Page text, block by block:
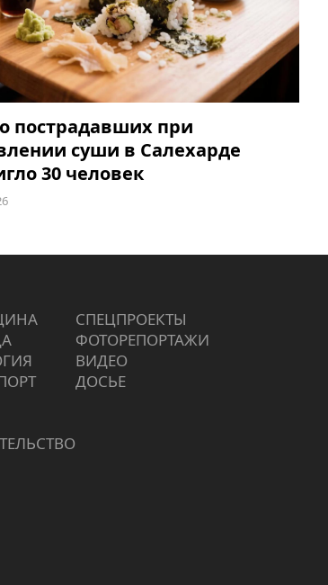
пострадавших при
суши в Салехарде
30 человек
СПЕЦПРОЕКТЫ
ФОТОРЕПОРТАЖИ
ВИДЕО
ДОСЬЕ